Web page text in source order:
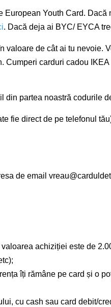
European Youth Card. Dacă
. Dacă deja ai BYC/ EYCA
de cât ai tu nevoie.
carduri cadou
din partea noastră codurile
fie direct de pe telefonul
de email
achiziției este de
;
îți rămâne pe card și o
cu cash sau card debit/